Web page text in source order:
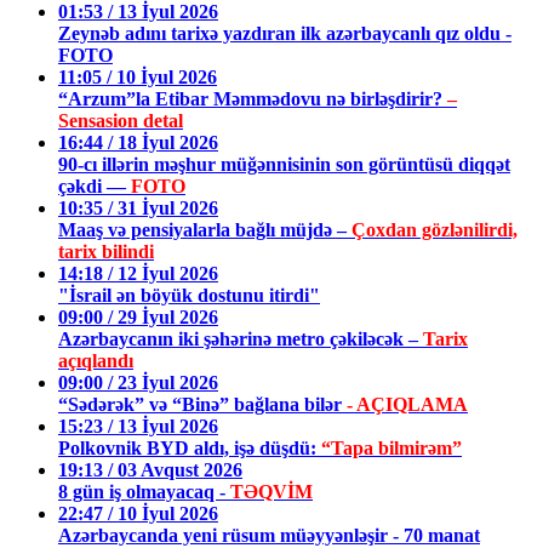
01:53 / 13 İyul 2026
Zeynəb adını tarixə yazdıran ilk azərbaycanlı qız oldu -
FOTO
11:05 / 10 İyul 2026
“Arzum”la Etibar Məmmədovu nə birləşdirir?–
Sensasion detal
16:44 / 18 İyul 2026
90-cı illərin məşhur müğənnisinin son görüntüsü diqqət
çəkdi —FOTO
10:35 / 31 İyul 2026
Maaş və pensiyalarla bağlı müjdə –Çoxdan gözlənilirdi,
tarix bilindi
14:18 / 12 İyul 2026
"İsrail ən böyük dostunu itirdi"
09:00 / 29 İyul 2026
Azərbaycanın iki şəhərinə metro çəkiləcək –Tarix
açıqlandı
09:00 / 23 İyul 2026
“Sədərək” və “Binə” bağlana bilər - AÇIQLAMA
15:23 / 13 İyul 2026
Polkovnik BYD aldı, işə düşdü: “Tapa bilmirəm”
19:13 / 03 Avqust 2026
8 gün iş olmayacaq - TƏQVİM
22:47 / 10 İyul 2026
Azərbaycanda yeni rüsum müəyyənləşir - 70 manat